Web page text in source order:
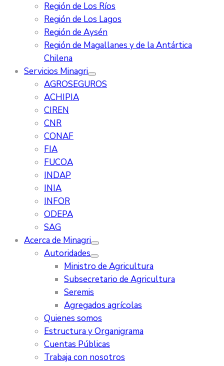
Región de Los Ríos
Región de Los Lagos
Región de Aysén
Región de Magallanes y de la Antártica
Chilena
Servicios Minagri
AGROSEGUROS
ACHIPIA
CIREN
CNR
CONAF
FIA
FUCOA
INDAP
INIA
INFOR
ODEPA
SAG
Acerca de Minagri
Autoridades
Ministro de Agricultura
Subsecretario de Agricultura
Seremis
Agregados agrícolas
Quienes somos
Estructura y Organigrama
Cuentas Públicas
Trabaja con nosotros